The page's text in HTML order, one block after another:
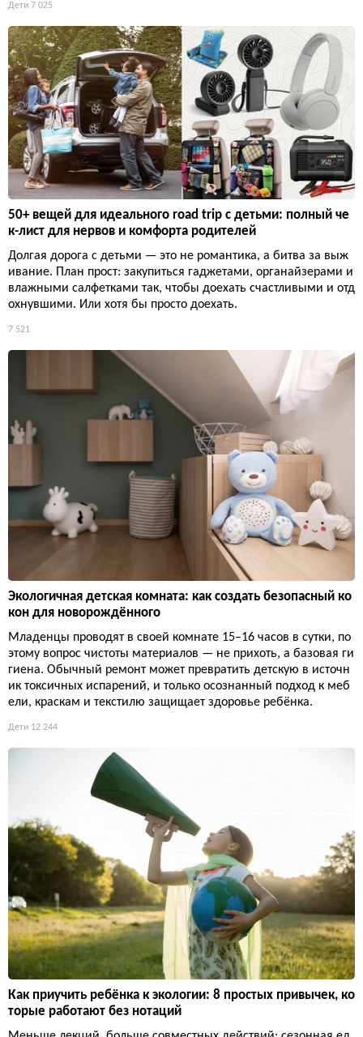
Дети 7 025
50+ вещей для идеального road trip с детьми: полный че
к-лист для нервов и комфорта родителей
Долгая дорога с детьми — это не романтика, а битва за выж
ивание. План прост: закупиться гаджетами, органайзерами и
влажными салфетками так, чтобы доехать счастливыми и отд
охнувшими. Или хотя бы просто доехать.
7 521
Экологичная детская комната: как создать безопасный ко
кон для новорождённого
Младенцы проводят в своей комнате 15–16 часов в сутки, по
этому вопрос чистоты материалов — не прихоть, а базовая ги
гиена. Обычный ремонт может превратить детскую в источн
ик токсичных испарений, и только осознанный подход к меб
ели, краскам и текстилю защищает здоровье ребёнка.
Дети 12 244
Как приучить ребёнка к экологии: 8 простых привычек, ко
торые работают без нотаций